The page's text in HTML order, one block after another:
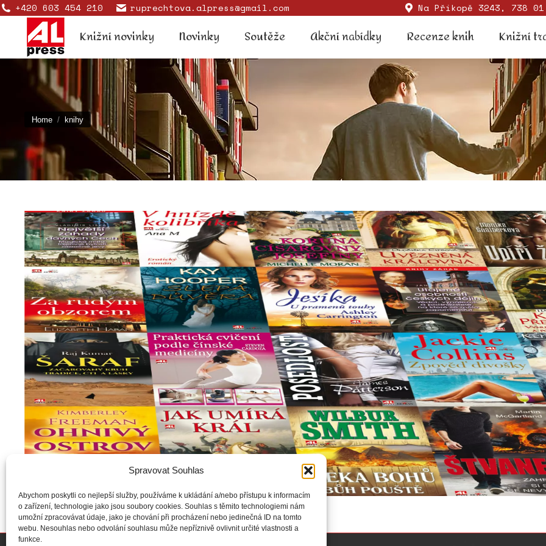
Spravovat Souhlas
Abychom poskytli co nejlepší služby, používáme k ukládání a/nebo přístupu k informacím
o zařízení, technologie jako jsou soubory cookies. Souhlas s těmito technologiemi nám
umožní zpracovávat údaje, jako je chování při procházení nebo jedinečná ID na tomto
webu. Nesouhlas nebo odvolání souhlasu může nepříznivě ovlivnit určité vlastnosti a
funkce.
+420 603 454 210 ruprechtova.alpress@gmail.com Na Příkopě 3243, 738
Knižní novinky Novinky Soutěže Akční nabídky Recenze knih Knižní
You are here:
Home knihy
Knižní novinky Novinky Soutěže Akční nabídky Recenze knih